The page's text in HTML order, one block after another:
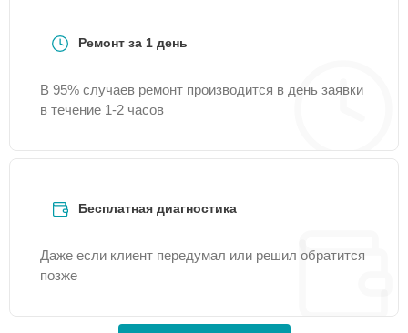
Ремонт за 1 день
В 95% случаев ремонт производится в день заявки
в течение 1-2 часов
Бесплатная диагностика
Даже если клиент передумал или решил обратится
позже